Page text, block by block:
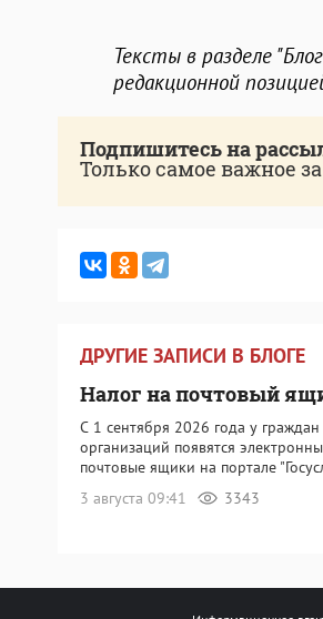
Тексты в разделе
редакционной
Подпишитесь на
Только самое важное
ДРУГИЕ ЗАПИСИ В БЛОГЕ
Налог на почтовый
С 1 сентября 2026 года у граждан
организаций появятся
почтовые ящики на портале
3 августа 09:41
3343